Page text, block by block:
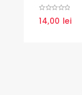
out
14,00 lei